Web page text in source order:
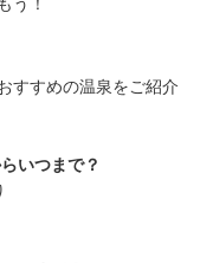
すすめの温泉をご紹介
いつまで？